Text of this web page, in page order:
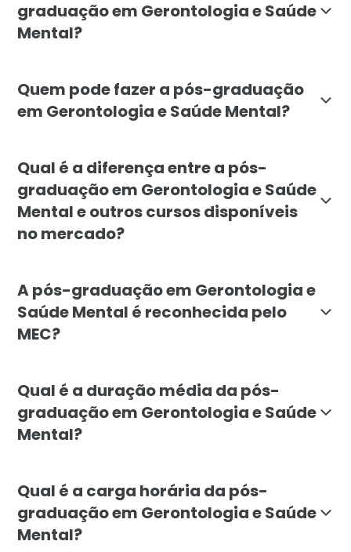
graduação em Gerontologia e Saúde
Mental?
Quem pode fazer a pós-graduação
em Gerontologia e Saúde Mental?
Qual é a diferença entre a pós-
graduação em Gerontologia e Saúde
Mental e outros cursos disponíveis
no mercado?
A pós-graduação em Gerontologia e
Saúde Mental é reconhecida pelo
MEC?
Qual é a duração média da pós-
graduação em Gerontologia e Saúde
Mental?
Qual é a carga horária da pós-
graduação em Gerontologia e Saúde
Mental?